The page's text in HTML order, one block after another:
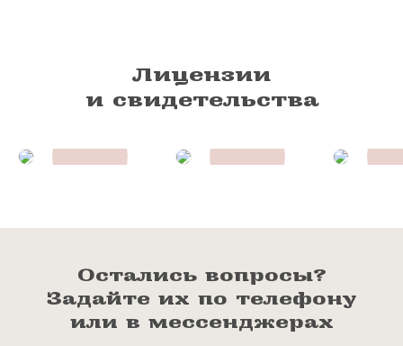
Лицензии
и свидетельства
Остались вопросы?
Задайте их по телефону
или в мессенджерах